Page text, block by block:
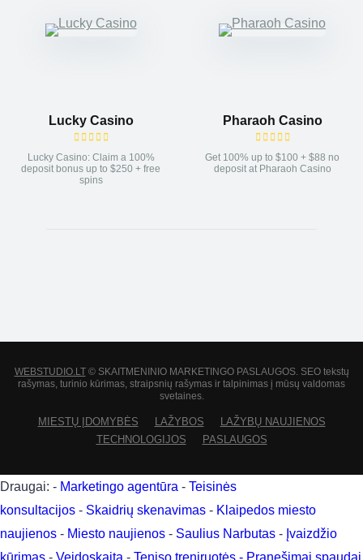
Lucky Casino
Lucky Casino: Claim a 100%
deposit bonus up to $250 + free
spins
Pharaoh Casino
Get 100% up to $100 + $88 no
deposit at Pharaoh Casino
WEBSTUDIO.LT© SKAITMENINIO MARKETINGO PASLAUGOS. SEO tekstų
rašymas, turinio kūrimas, straipsnių rašymas ir talpinimas į mūsų valdomas
svetaines.
MIESTŲ ĮDOMYBĖS LAŽYBOS
LAŽYBŲ NAUJIENOS
TECHNOLOGIJOS
PASLAUGOS
Draugai: - Marketingo agentūra - Teisinės
konsultacijos - Skaidrių skenavimas - Klaipedos miesto
naujienos - Miesto naujienos - Saulius Narbutas - Įvaizdžio
kūrimas - Veidoskaita - Teniso treniruotės - Pranešimai spaudai